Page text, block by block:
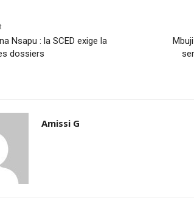
Nsapu : la SCED exige la
dossiers
Amissi G